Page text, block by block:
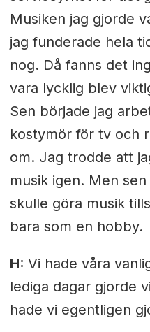
Musiken jag gjorde
jag funderade hela
nog. Då fanns det
vara lycklig blev
Sen började jag
kostymör för tv och
om. Jag trodde att
musik igen. Men
skulle göra musik
bara som en hobby.
H: Vi hade våra
lediga dagar gjorde
hade vi egentligen